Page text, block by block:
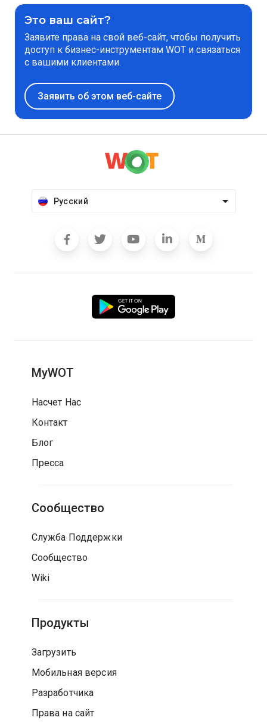
Это ваш сайт?
Заявите права на свой веб-сайт, чтобы получить
доступ к бизнес-инструментам WOT и связаться
с вашими клиентами.
Заявить об этом веб-сайте
Русский
MyWOT
Насчет Нас
Контакт
Блог
Пресса
Сообщество
Служба Поддержки
Сообщество
Wiki
Продукты
Загрузить
Мобильная версия
Разработчика
Права на сайт